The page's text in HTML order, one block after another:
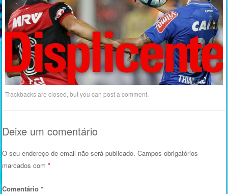
Trackbacks are closed, but you canpost a comment
Deixe um comentário
O seu endereço de email não será publicado. Campos obrigatórios
marcados com*
Comentário*